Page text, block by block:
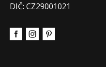
DIČ: CZ29001021